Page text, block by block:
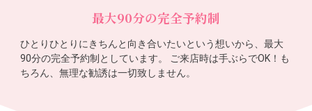
最大90分の完全予約制
ひとりひとりにきちんと向き合いたいという想いから、最大
90分の完全予約制としています。 ご来店時は手ぶらでOK！も
ちろん、無理な勧誘は一切致しません。